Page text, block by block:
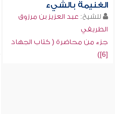
الغنيمة بالشيء
للشيخ: عبد العزيز بن مرزوق
الطريفي
جزء من محاضرة ( كتاب الجهاد
[6])